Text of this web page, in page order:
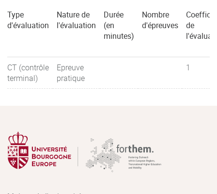
Type
d'évaluation
Nature de
l'évaluation
Durée
(en
minutes)
Nombre
d'épreuves
de
CT (contrôle
terminal)
Epreuve
pratique
1